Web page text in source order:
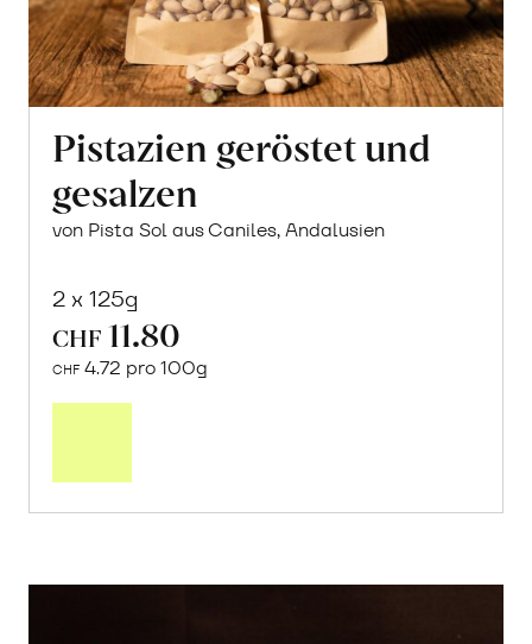
Pistazien geröstet und
gesalzen
von Pista Sol aus Caniles, Andalusien
2 x 125g
CHF 11.80
CHF 4.72 pro 100g